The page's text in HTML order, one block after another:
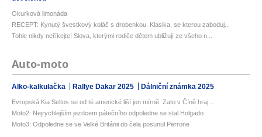
Okurková limonáda
RECEPT: Kynutý švestkový koláč s drobenkou. Klasika, se kterou zaboduj...
Tohle nikdy neříkejte! Slova, kterými rodiče dětem ubližují ze všeho n...
Auto-moto
Alko-kalkulačka Rallye Dakar 2025 Dálniční známka 2025
Evropská Kia Seltos se od té americké liší jen mírně. Zato v Číně hraj...
Moto2: Nejrychlejším jezdcem pátečního odpoledne se stal Holgado
Moto3: Odpoledne se ve Velké Británii do čela posunul Perrone